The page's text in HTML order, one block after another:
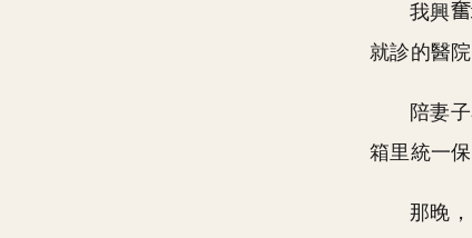
我興
就診的醫院
陪妻
箱里統一
那晚